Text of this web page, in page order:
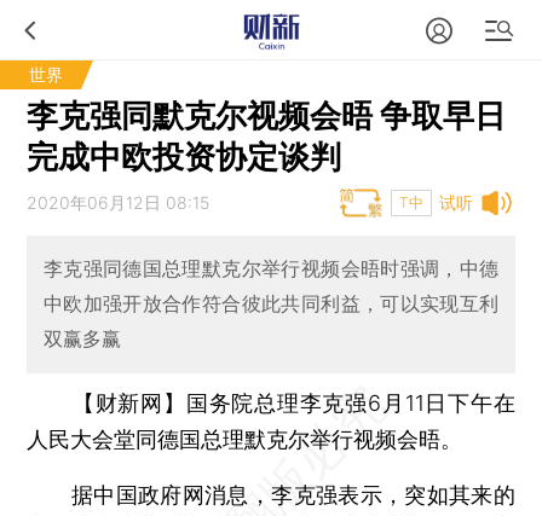
世界
李克强同默克尔视频会晤 争取早日
完成中欧投资协定谈判
试听
2020年06月12日 08:15 T中
李克强同德国总理默克尔举行视频会晤时强调，中德
中欧加强开放合作符合彼此共同利益，可以实现互利
双赢多赢
【财新网】
国务院总理李克强6月11日下午在
人民大会堂同德国总理默克尔举行视频会晤。
据中国政府网消息，李克强表示，突如其来的